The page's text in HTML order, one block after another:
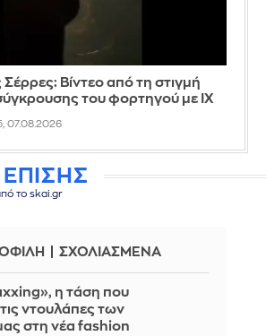
Βίντεο από τη στιγμή
του φορτηγού με ΙΧ
07.08.2026
το skai.gr
ΣΧΟΛΙΑΣΜΕΝΑ
η τάση που
ντουλάπες των
στη νέα fashion